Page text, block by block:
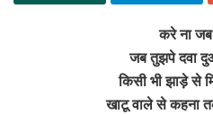
करे ना
जब तुझपे दवा
किसी भी झाड़े से
खाटू वाले से कहना